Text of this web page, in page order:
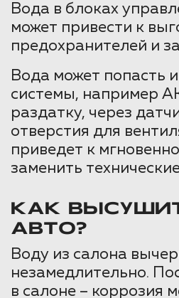
Вода в блоках
может привести к
предохранителей и
Вода может попасть
системы, например
раздатку, через
отверстия для
приведет к
заменить
КАК
АВТО?
Воду из салона
незамедлительно.
в салоне – коррозия